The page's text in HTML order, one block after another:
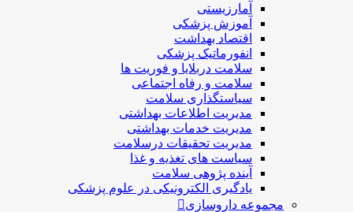
آمارزیستی
آموزش پزشکی
اقتصاد بهداشت
انفورماتیک پزشکی
سلامت دربلايا و فوريت ها
سلامت و رفاه اجتماعی
سیاستگذاری سلامت
مدیریت اطلاعات بهداشتی
مدیریت خدمات بهداشتی
مدیریت تحقیقات درسلامت
سیاست های تغذیه و غذا
آینده پژوهی سلامت
یادگیری الکترونیکی در علوم پزشکی
مجموعه داروسازی